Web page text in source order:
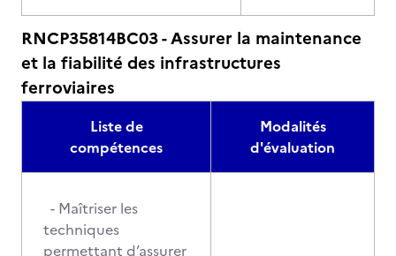
RNCP35814BC03 - Assurer la maintenance
et la fiabilité des infrastructures
ferroviaires
Liste de
compétences
Modalités
d'évaluation
- Maîtriser les
techniques
permettant d’assurer